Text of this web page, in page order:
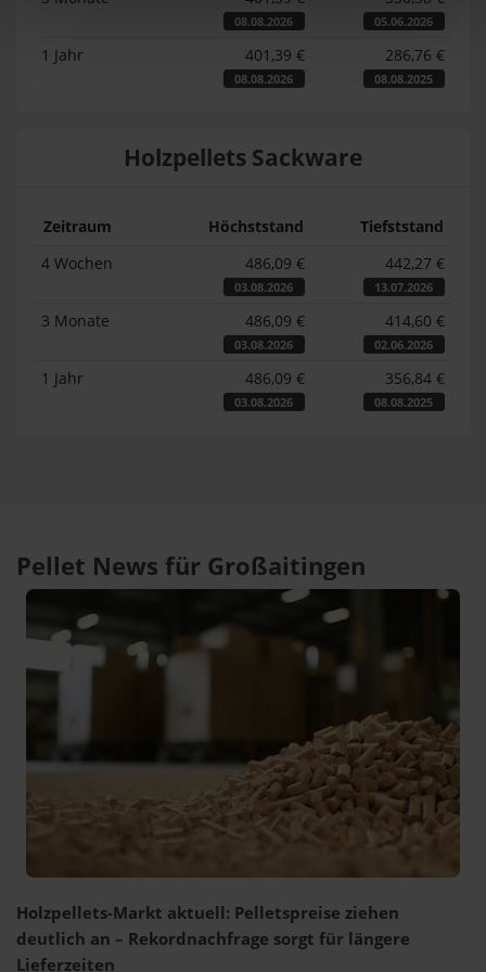
08.08.2026 05.06.2026
1 Jahr 401,39 €
08.08.2026
286,76 €
08.08.2025
Holzpellets Sackware
Zeitraum Höchststand
Tiefststand
4 Wochen
486,09 €
03.08.2026
442,27 €
13.07.2026
3 Monate 486,09 €
03.08.2026
414,60 €
02.06.2026
1 Jahr 486,09 €
03.08.2026
356,84 €
08.08.2025
Pellet News für Großaitingen
Holzpellets-Markt aktuell: Pelletspreise ziehen
deutlich an – Rekordnachfrage sorgt für längere
Lieferzeiten